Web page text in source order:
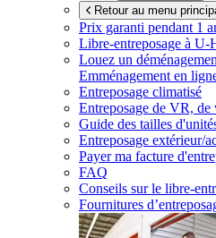
Retour au menu
Prix garanti pendant 1
Libre-entreposage à U-
Louez un
Emménagement en
Entreposage climatisé
Entreposage de VR, de
Guide des tailles
Entreposage extérieur/
Payer ma facture
FAQ
Conseils sur le libre-
Fournitures